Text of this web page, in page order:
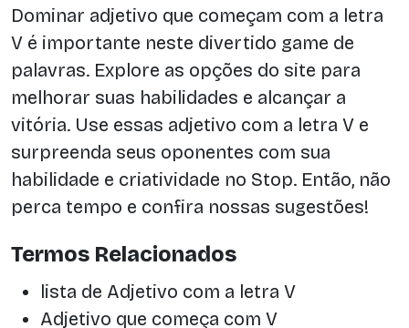
Dominar adjetivo que começam com a letra
V é importante neste divertido game de
palavras. Explore as opções do site para
melhorar suas habilidades e alcançar a
vitória. Use essas adjetivo com a letra V e
surpreenda seus oponentes com sua
habilidade e criatividade no Stop. Então, não
perca tempo e confira nossas sugestões!
Termos Relacionados
lista de Adjetivo com a letra V
Adjetivo que começa com V